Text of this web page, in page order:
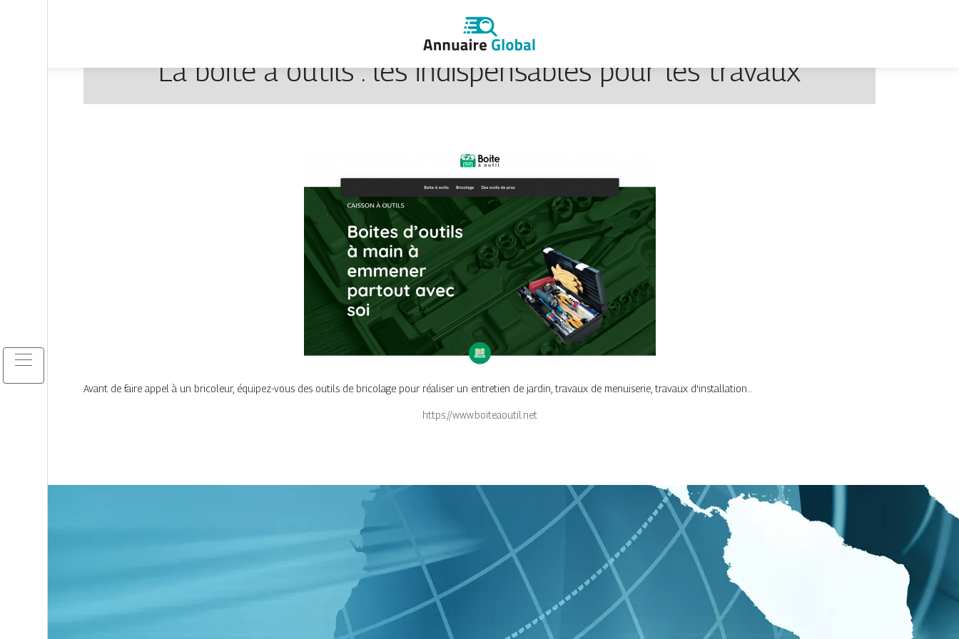
La boite à outils : les indispensables pour les travaux
Avant de faire appel à un bricoleur, équipez-vous des outils de bricolage pour réaliser un entretien de jardin, travaux de menuiserie, travaux d'installation…
https://www.boiteaoutil.net